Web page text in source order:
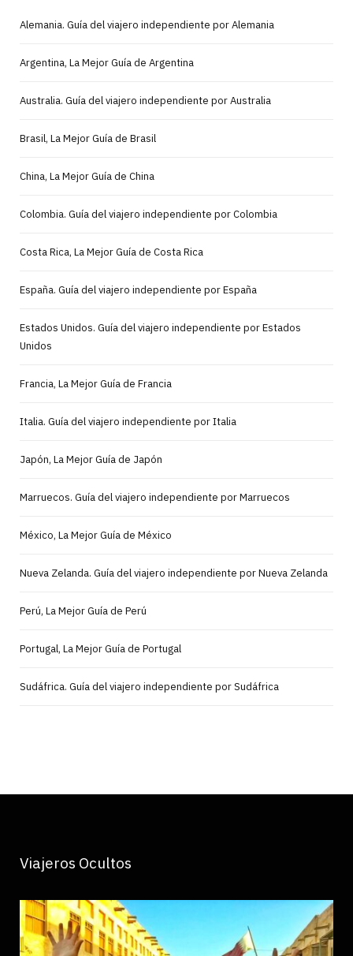
Alemania. Guía del viajero independiente por Alemania
Argentina, La Mejor Guía de Argentina
Australia. Guía del viajero independiente por Australia
Brasil, La Mejor Guía de Brasil
China, La Mejor Guía de China
Colombia. Guía del viajero independiente por Colombia
Costa Rica, La Mejor Guía de Costa Rica
España. Guía del viajero independiente por España
Estados Unidos. Guía del viajero independiente por Estados
Unidos
Francia, La Mejor Guía de Francia
Italia. Guía del viajero independiente por Italia
Japón, La Mejor Guía de Japón
Marruecos. Guía del viajero independiente por Marruecos
México, La Mejor Guía de México
Nueva Zelanda. Guía del viajero independiente por Nueva Zelanda
Perú, La Mejor Guía de Perú
Portugal, La Mejor Guía de Portugal
Sudáfrica. Guía del viajero independiente por Sudáfrica
Viajeros Ocultos